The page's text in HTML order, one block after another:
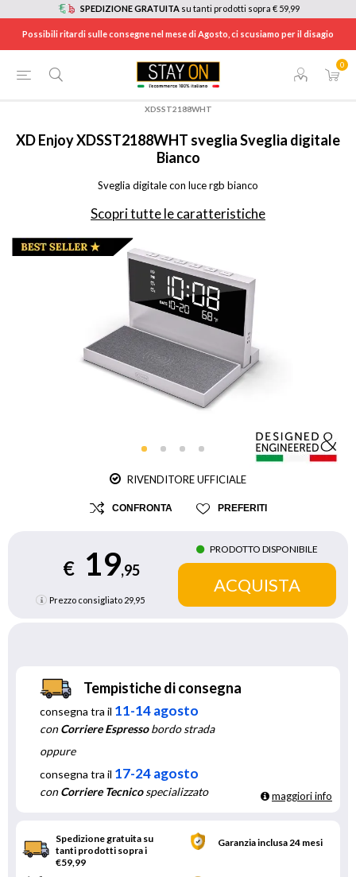
SPEDIZIONE GRATUITA su tanti prodotti sopra € 59,99
Possibili ritardi sulle consegne nel mese di Agosto, ci scusiamo per il disagio
0
AUDIO E HI-FI / AUDIO PORTATILE
XDSST2188WHT
XD EnjoyXDSST2188WHT sveglia Sveglia digitale
Bianco
Sveglia digitale con luce rgb bianco
Scopri tutte le caratteristiche
RIVENDITORE UFFICIALE
CONFRONTA PREFERITI
€ 19,95
Prezzo consigliato 29,95
PRODOTTO DISPONIBILE
Tempistiche di consegna
consegna tra il 11-14 agosto
conCorriere Espressobordo strada
oppure
consegna tra il 17-24 agosto
conCorriere Tecnicospecializzato maggiori info
Spedizione gratuita su
tanti prodotti sopra i
€59,99
Garanzia inclusa 24 mesi